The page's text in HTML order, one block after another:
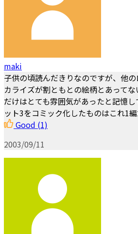
maki
子供の頃読んだきりなのですが、他
カライズが割ともとの絵柄とあって
だけはとても雰囲気があったと記憶
ット3をコミック化したものはこれ1
Good (1)
2003/09/11